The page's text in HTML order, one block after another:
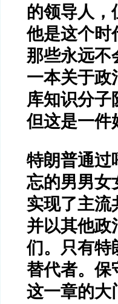
的领导人，
他是这个时
那些永远不
一本关于政
库知识分子
但这是一件
特朗普通过
忘的男男女
实现了主流
并以其他政
们。只有特
替代者。保
这一章的大